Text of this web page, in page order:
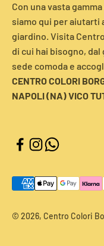
Con una vasta
siamo qui per aiutarti
giardino. Visita
di cui hai bisogno,
sede comoda e
CENTRO COLORI
NAPOLI (NA) VICO
© 2026, Centro Colori